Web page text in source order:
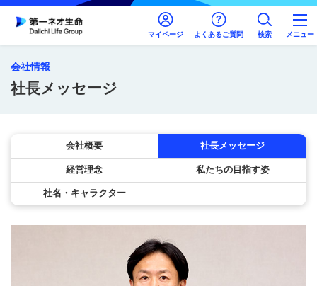
マイページ よくあるご質問 検索 メニュー
会社情報
社長メッセージ
会社概要 社長メッセージ
経営理念 私たちの目指す姿
社名・キャラクター